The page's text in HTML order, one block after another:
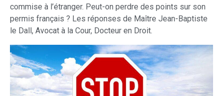
commise à l’étranger. Peut-on perdre des points sur son
permis français ? Les réponses de Maître Jean-Baptiste
le Dall, Avocat à la Cour, Docteur en Droit.